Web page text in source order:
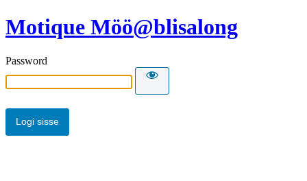
Motique Möö@blisalong
Password